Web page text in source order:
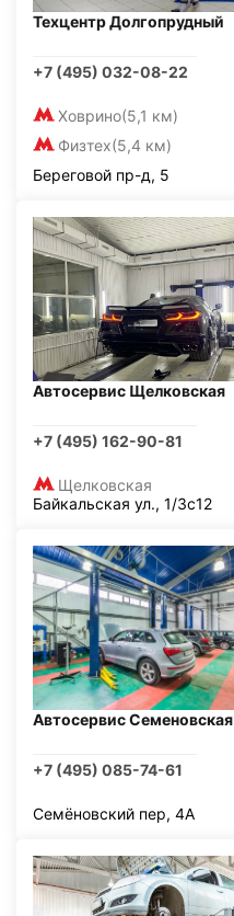
Техцентр Долгопрудный
+7 (495) 032-08-22
Ховрино(5,1 км)
Физтех(5,4 км)
Береговой пр-д, 5
Автосервис Щелковская
+7 (495) 162-90-81
Щелковская
Байкальская ул., 1/3с12
Автосервис Семеновская
+7 (495) 085-74-61
Семёновский пер, 4А